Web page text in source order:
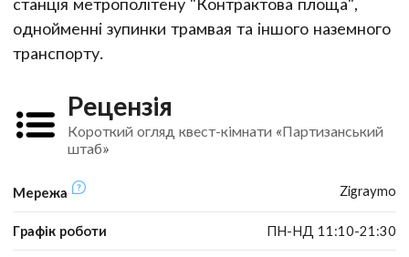
однойменні зупинки трамвая та іншого наземного
транспорту.
Рецензія
Короткий огляд квест-кімнати «Партизанський
штаб»
Мережа Zigraymo
Графік роботи ПН-НД 11:10-21:30